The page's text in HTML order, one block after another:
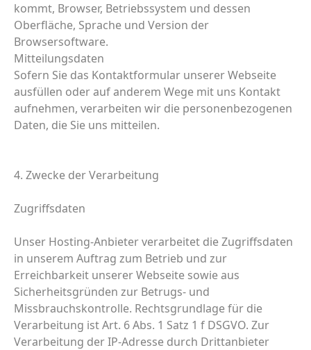
kommt, Browser, Betriebssystem und dessen
Oberfläche, Sprache und Version der
Browsersoftware.
Mitteilungsdaten
Sofern Sie das Kontaktformular unserer Webseite
ausfüllen oder auf anderem Wege mit uns Kontakt
aufnehmen, verarbeiten wir die personenbezogenen
Daten, die Sie uns mitteilen.
4. Zwecke der Verarbeitung
Zugriffsdaten
Unser Hosting-Anbieter verarbeitet die Zugriffsdaten
in unserem Auftrag zum Betrieb und zur
Erreichbarkeit unserer Webseite sowie aus
Sicherheitsgründen zur Betrugs- und
Missbrauchskontrolle. Rechtsgrundlage für die
Verarbeitung ist Art. 6 Abs. 1 Satz 1 f DSGVO. Zur
Verarbeitung der IP-Adresse durch Drittanbieter